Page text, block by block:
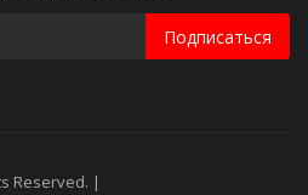
Подписаться
Reserved. |